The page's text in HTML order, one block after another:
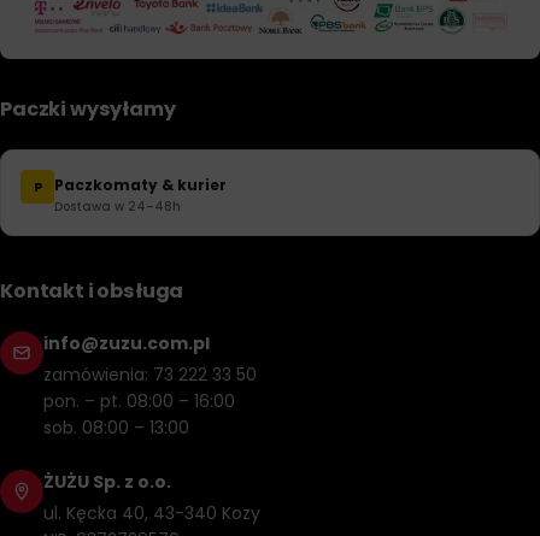
Paczki wysyłamy
P Paczkomaty & kurier
Dostawa w 24–48h
Kontakt i obsługa
info@zuzu.com.pl
zamówienia: 73 222 33 50
pon. – pt. 08:00 – 16:00
sob. 08:00 – 13:00
ŻUŻU Sp. z o.o.
ul. Kęcka 40, 43-340 Kozy